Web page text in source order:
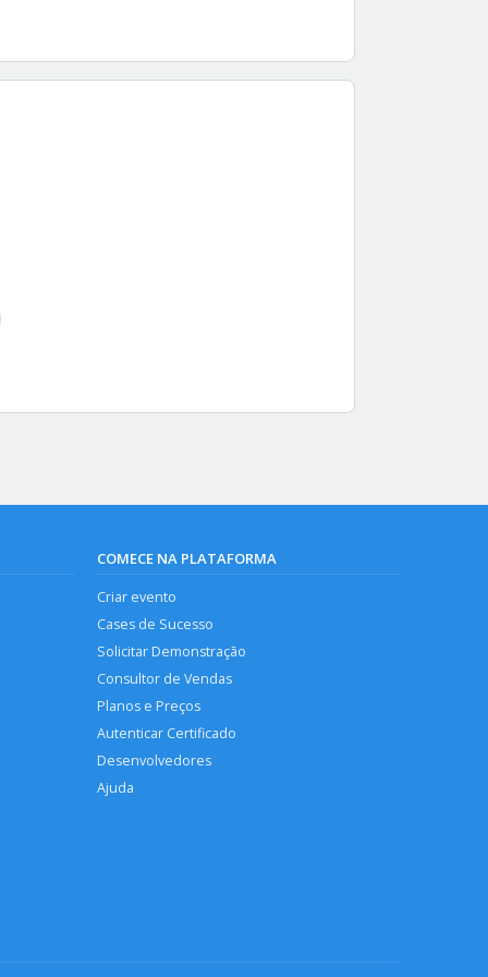
COMECE NA PLATAFORMA
Criar evento
Cases de Sucesso
Solicitar Demonstração
Consultor de Vendas
Planos e Preços
Autenticar Certificado
Desenvolvedores
Ajuda